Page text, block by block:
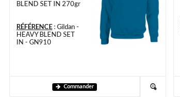
BLEND SET IN 270gr
RÉFÉRENCE: Gildan -
HEAVY BLEND SET
IN - GN910
Commander